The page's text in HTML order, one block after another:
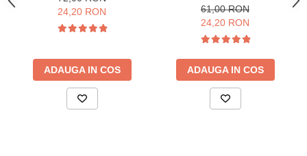
24,20 RON
ADAUGA IN COS
61,00 RON
24,20 RON
ADAUGA IN COS